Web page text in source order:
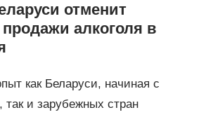
отменит
алкоголя в
как Беларуси, начиная с
так и зарубежных стран